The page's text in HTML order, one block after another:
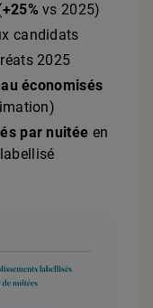
+25% vs 2025)
candidats
2025
économisés
par nuitée en